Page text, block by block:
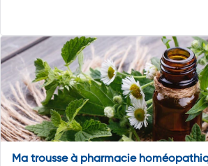
Ma trousse à pharmacie